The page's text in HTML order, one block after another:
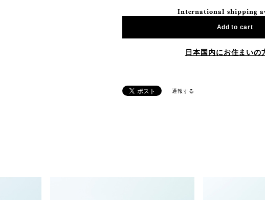
International shipping
Add to cart
日本国内にお住まいの
通報する